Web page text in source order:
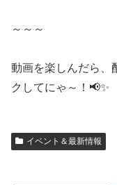
～～～
動画を楽しんだら、
クしてにゃ～！📢✨
イベント＆最新情報